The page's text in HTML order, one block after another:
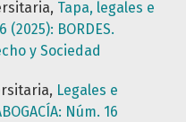
Tapa, legales e
(2025): BORDES.
y Sociedad
Legales e
Núm. 16